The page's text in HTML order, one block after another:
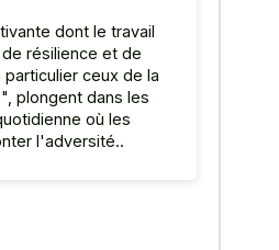
dont le travail
résilience et de
ceux de la
plongent dans les
où les
l'adversité..